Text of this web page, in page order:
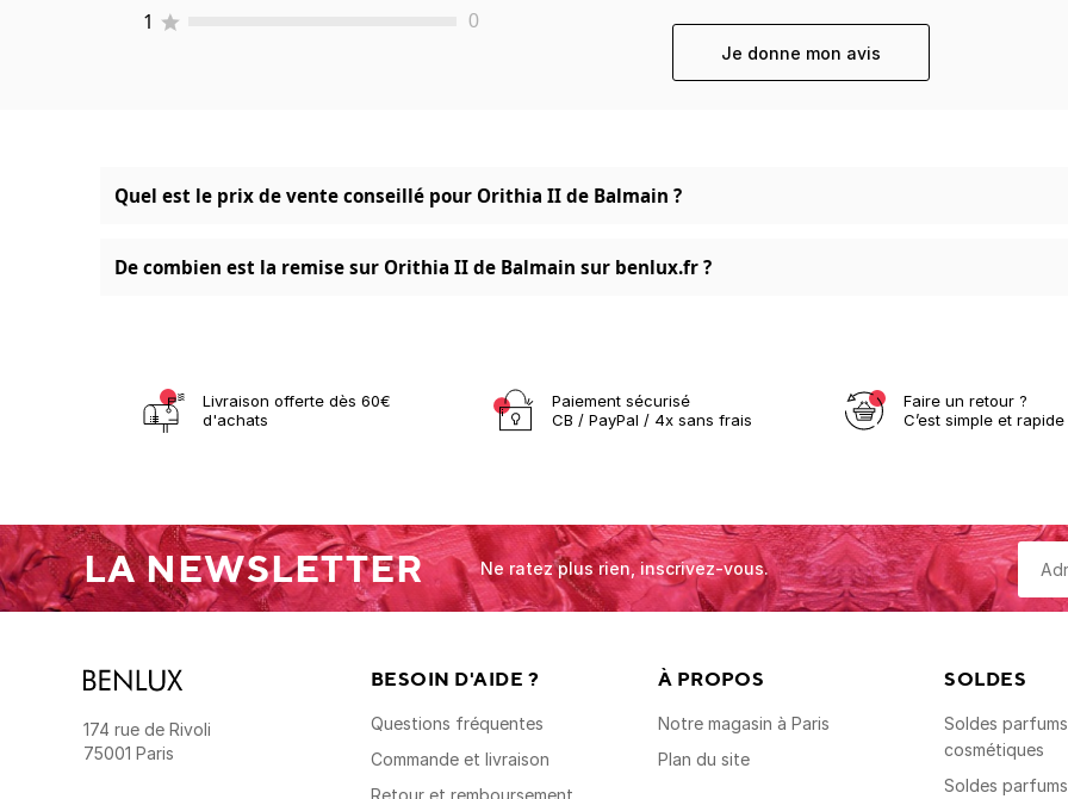
1
0
Je donne mon avis
Quel est le prix de vente conseillé pour Orithia II de Balmain ?
De combien est la remise sur Orithia II de Balmain sur benlux.fr ?
Livraison offerte dès 60€
d'achats
Paiement sécurisé
CB / PayPal / 4x sans frais
Faire un retour ?
C’est simple et rapide
LA NEWSLETTER Ne ratez plus rien, inscrivez-vous.
174 rue de Rivoli
75001 Paris
BESOIN D'AIDE ?
Questions fréquentes
Commande et livraison
Retour et remboursement
À PROPOS
Notre magasin à Paris
Plan du site
SOLDES
Soldes
cosmétiques
Soldes parfums